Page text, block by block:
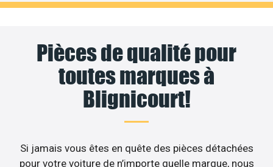
Pièces de qualité pour
toutes marques à
Blignicourt!
Si jamais vous êtes en quête des pièces détachées
pour votre voiture de n’importe quelle marque, nous